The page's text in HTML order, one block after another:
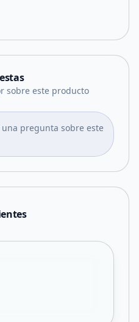
sobre este producto
pregunta sobre este